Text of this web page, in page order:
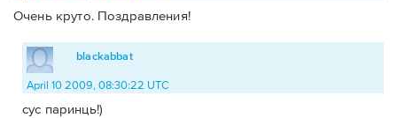
Очень круто. Поздравления!
blackabbat
April 10 2009, 08:30:22 UTC
сус паринць!)